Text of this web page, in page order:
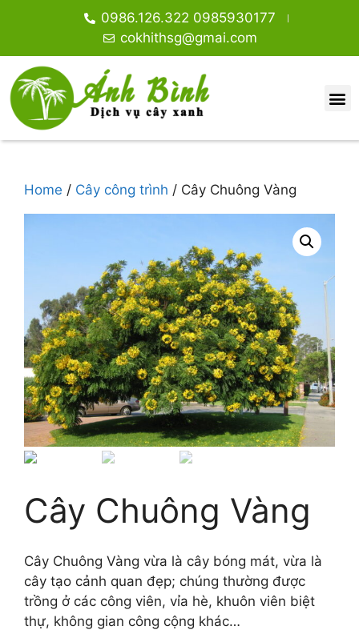
0986.126.322 0985930177
cokhithsg@gmai.com
Home / Cây công trình / Cây Chuông Vàng
Cây Chuông Vàng
Cây Chuông Vàng vừa là cây bóng mát, vừa là
cây tạo cảnh quan đẹp; chúng thường được
trồng ở các công viên, vỉa hè, khuôn viên biệt
thự, không gian công cộng khác…